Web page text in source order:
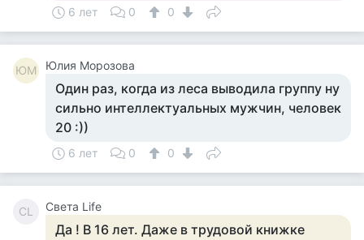
6 лет 0 0
ЮМ Юлия Морозова
Один раз, когда из леса выводила группу ну
сильно интеллектуальных мужчин, человек
20 :))
6 лет 0 0
СL Света Life
Да ! В 16 лет. Даже в трудовой книжке